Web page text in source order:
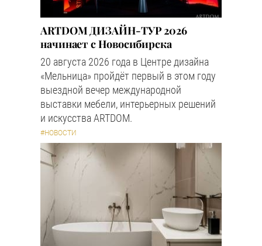
ARTDOM ДИЗАЙН-ТУР 2026
начинает с Новосибирска
20 августа 2026 года в Центре дизайна
«Мельница» пройдёт первый в этом году
выездной вечер международной
выставки мебели, интерьерных решений
и искусства ARTDOM.
#НОВОСТИ